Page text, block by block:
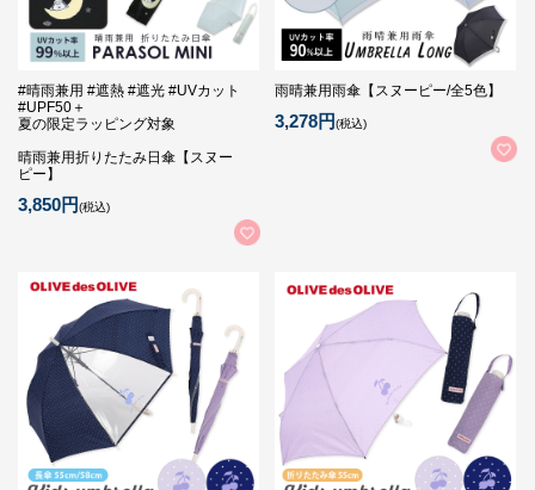
#晴雨兼用 #遮熱 #遮光 #UVカット
#UPF50＋
夏の限定ラッピング対象
晴雨兼用折りたたみ日傘【スヌー
ピー】
3,850円(税込)
雨晴兼用雨傘【スヌーピー/全5色】
3,278円(税込)